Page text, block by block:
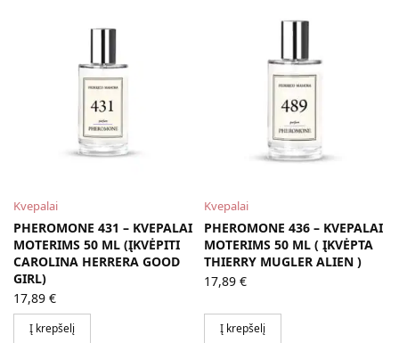
Kvepalai
PHEROMONE 431 – KVEPALAI
MOTERIMS 50 ML (ĮKVĖPITI
CAROLINA HERRERA GOOD
GIRL)
17,89 €
Į krepšelį
Kvepalai
PHEROMONE 436 – KVEPALAI
MOTERIMS 50 ML ( ĮKVĖPTA
THIERRY MUGLER ALIEN )
17,89 €
Į krepšelį